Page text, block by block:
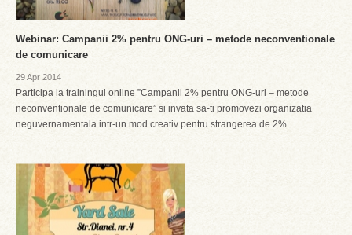
Webinar: Campanii 2% pentru ONG-uri – metode neconventionale
de comunicare
29 Apr 2014
Participa la trainingul online ”Campanii 2% pentru ONG-uri – metode
neconventionale de comunicare” si invata sa-ti promovezi organizatia
neguvernamentala intr-un mod creativ pentru strangerea de 2%.